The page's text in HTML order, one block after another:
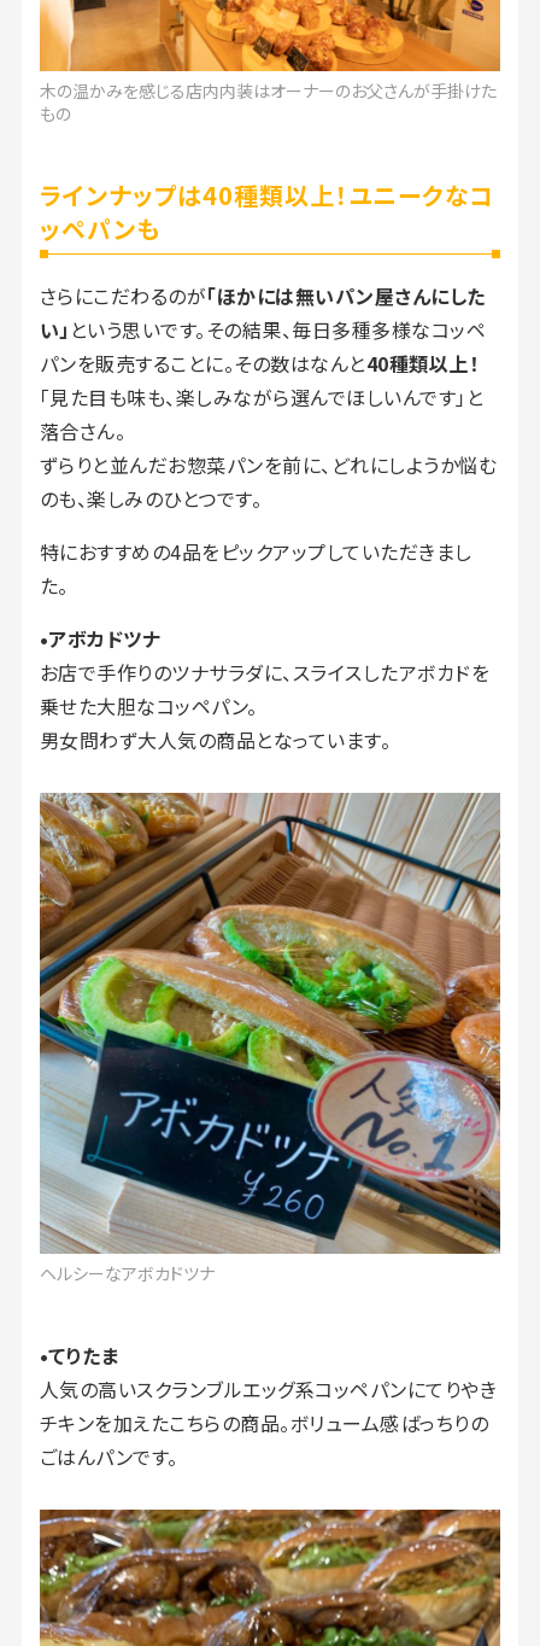
木の温かみを感じる店内内装はオーナーのお父さんが手掛けた
もの
ラインナップは40種類以上！ユニークなコ
ッペパンも
さらにこだわるのが「ほかには無いパン屋さんにした
い」 という思いです。その結果、毎日多種多様なコッペ
パンを販売することに。その数はなんと40種類以上！
「見た目も味も、楽しみながら選んでほしいんです」と
落合さん。
ずらりと並んだお惣菜パンを前に、どれにしようか悩む
のも、楽しみのひとつです。
特におすすめの4品をピックアップしていただきまし
た。
•アボカドツナ
お店で手作りのツナサラダに、スライスしたアボカドを
乗せた大胆なコッペパン。
男女問わず大人気の商品となっています。
ヘルシーなアボカドツナ
•てりたま
人気の高いスクランブルエッグ系コッペパンにてりやき
チキンを加えたこちらの商品。ボリューム感ばっちりの
ごはんパンです。